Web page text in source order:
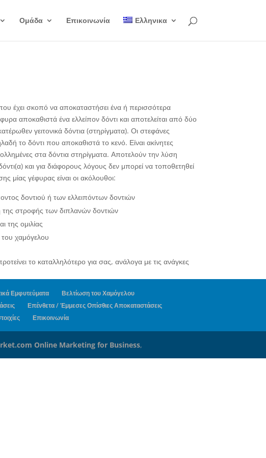
Ομάδα Επικοινωνία Ελληνικα
έχει σκοπό να αποκαταστήσει ένα ή περισσότερα
αποκαθιστά ένα ελλείπον δόντι και αποτελείται από δύο
γειτονικά δόντια (στηρίγματα). Οι στεφάνες
το δόντι που αποκαθιστά το κενό. Είναι ακίνητες
στα δόντια στηρίγματα. Αποτελούν την λύση
και για διάφορους λόγους δεν μπορεί να τοποθετηθεί
μίας γέφυρας είναι οι ακόλουθοι:
δοντιού ή των ελλειπόντων δοντιών
στροφής των διπλανών δοντιών
της ομιλίας
χαμόγελου
το καταλληλότερο για σας, ανάλογα με τις ανάγκες
Εμφυτεύματα
Βελτίωση του Χαμόγελου
Επένθετα / Έμμεσες Οπίσθιες Αποκαταστάσεις
Επικοινωνία
Online Marketing for Business,